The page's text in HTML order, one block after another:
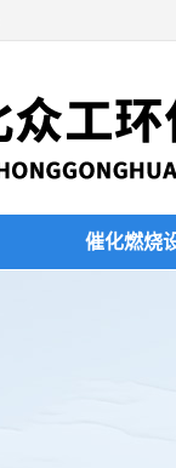
催化燃烧